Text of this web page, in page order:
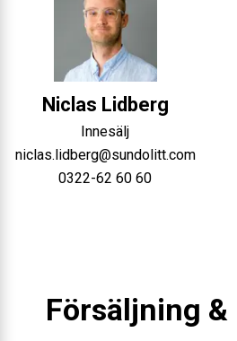
Niclas Lidberg
Innesälj
niclas.lidberg@sundolitt.com
0322-62 60 60
Försäljning &